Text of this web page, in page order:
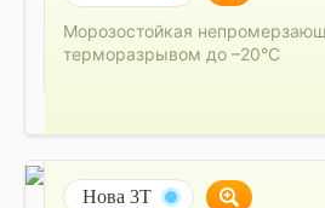
Морозостойкая
терморазрывом до –20°C
Нова 3Т